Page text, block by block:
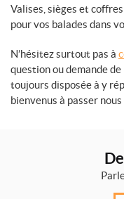
Valises, sièges et
pour vos balades dans
N’hésitez surtout pas à
question ou demande
toujours disposée à y
bienvenus à passer